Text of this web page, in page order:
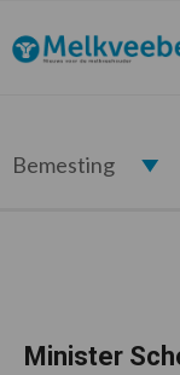
de
hoofdnavigatie
de
hoofd
de
eerste
de
voettekst
Melkveebedrijf.nl
Bemesting
Minister